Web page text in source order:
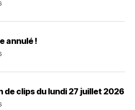
annulé !
de clips du lundi 27 juillet 2026